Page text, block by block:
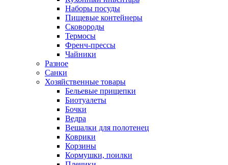
Наборы посуды
Пищевые контейнеры
Сковороды
Термосы
Френч-прессы
Чайники
Разное
Санки
Хозяйственные товары
Бельевые прищепки
Биотуалеты
Бочки
Ведра
Вешалки для полотенец
Коврики
Корзины
Кормушки, поилки